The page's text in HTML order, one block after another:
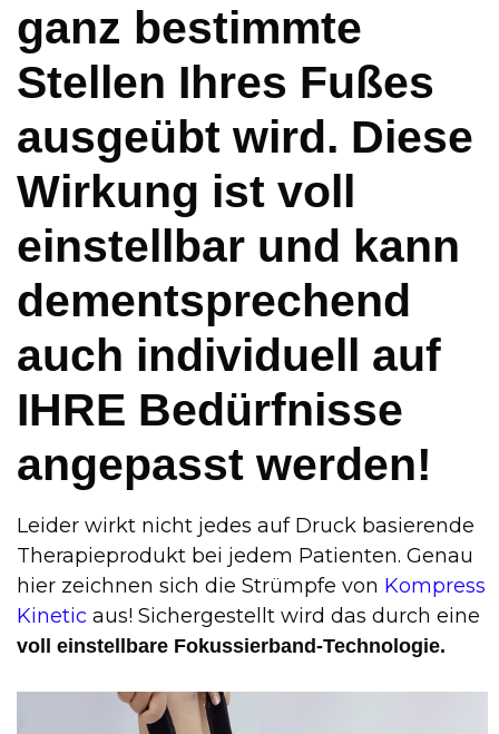
ganz bestimmte
Stellen Ihres Fußes
ausgeübt wird. Diese
Wirkung ist voll
einstellbar und kann
dementsprechend
auch individuell auf
IHRE Bedürfnisse
angepasst werden!
Leider wirkt nicht jedes auf Druck basierende
Therapieprodukt bei jedem Patienten. Genau
hier zeichnen sich die Strümpfe von Kompress
Kinetic aus! Sichergestellt wird das durch eine
voll einstellbare Fokussierband-Technologie.